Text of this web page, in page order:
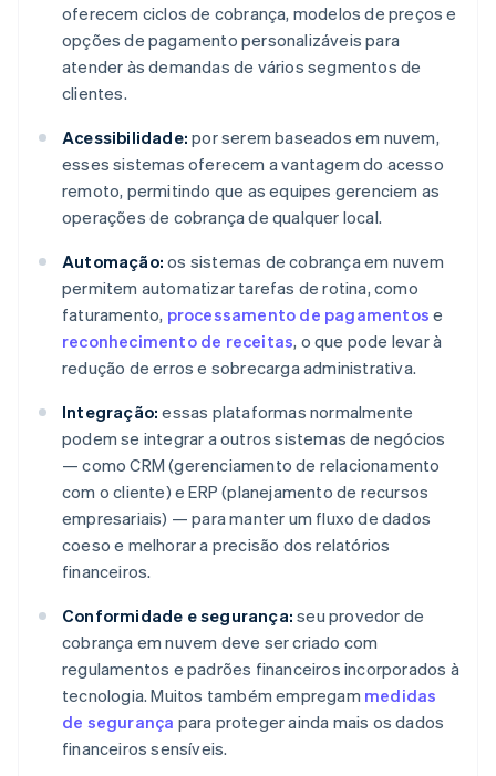
oferecem ciclos de cobrança, modelos de preços e
opções de pagamento personalizáveis para
atender às demandas de vários segmentos de
clientes.
Acessibilidade: por serem baseados em nuvem,
esses sistemas oferecem a vantagem do acesso
remoto, permitindo que as equipes gerenciem as
operações de cobrança de qualquer local.
Automação: os sistemas de cobrança em nuvem
permitem automatizar tarefas de rotina, como
faturamento, processamento de pagamentos e
reconhecimento de receitas, o que pode levar à
redução de erros e sobrecarga administrativa.
Integração: essas plataformas normalmente
podem se integrar a outros sistemas de negócios
— como CRM (gerenciamento de relacionamento
com o cliente) e ERP (planejamento de recursos
empresariais) — para manter um fluxo de dados
coeso e melhorar a precisão dos relatórios
financeiros.
Conformidade e segurança: seu provedor de
cobrança em nuvem deve ser criado com
regulamentos e padrões financeiros incorporados à
tecnologia. Muitos também empregam medidas
de segurança para proteger ainda mais os dados
financeiros sensíveis.